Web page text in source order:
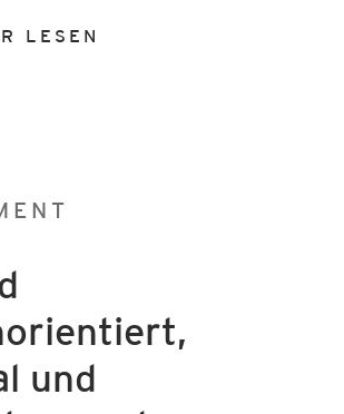
LESEN
und